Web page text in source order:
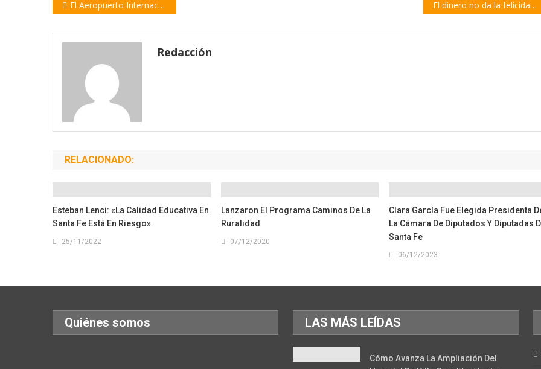
entradas
El Aeropuerto Internacional de Rosario vuelve a tener actividad El dinero no da la felicidad | por Julio Rodríguez
Redacción
RELACIONADO:
Esteban Lenci: «La Calidad Educativa En
Santa Fe Está En Riesgo»
25/11/2022
Lanzaron El Programa Caminos De La
Ruralidad
07/12/2020
Clara García Fue Elegida Presidenta
La Cámara De Diputados Y Diputadas
Santa Fe
06/12/2023
Quiénes somos LAS MÁS LEÍDAS
Cómo Avanza La Ampliación Del